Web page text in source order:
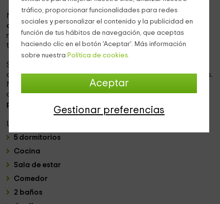
tráfico, proporcionar funcionalidades para redes
sociales y personalizar el contenido y la publicidad en
función de tus hábitos de navegación, que aceptas
haciendo clic en el botón 'Aceptar'. Más información
sobre nuestra Política de cookies.
Aceptar
Gestionar preferencias
Nuestra bonita casa rural se sitúa en elsur de la provincia
de Badajoz, en el municipio deMonesterio . Un pueblo
rodeado de paisajes únicos, donde reina la paz y
tranquilidad de su naturaleza.
Si estás buscando pasar unos agradables días en
compañía de tu familiar o grupo de amigos, no busques más.
Nuestro alojamiento es perfecto para acogerte a ti y tus
acompañantes. La casa tienecapacidad para 13
personas
, pensada para grandes grupos.
La vivienda consta de:
5 dormitorios
Cocina
Sala de estar
Comedor
2 baños